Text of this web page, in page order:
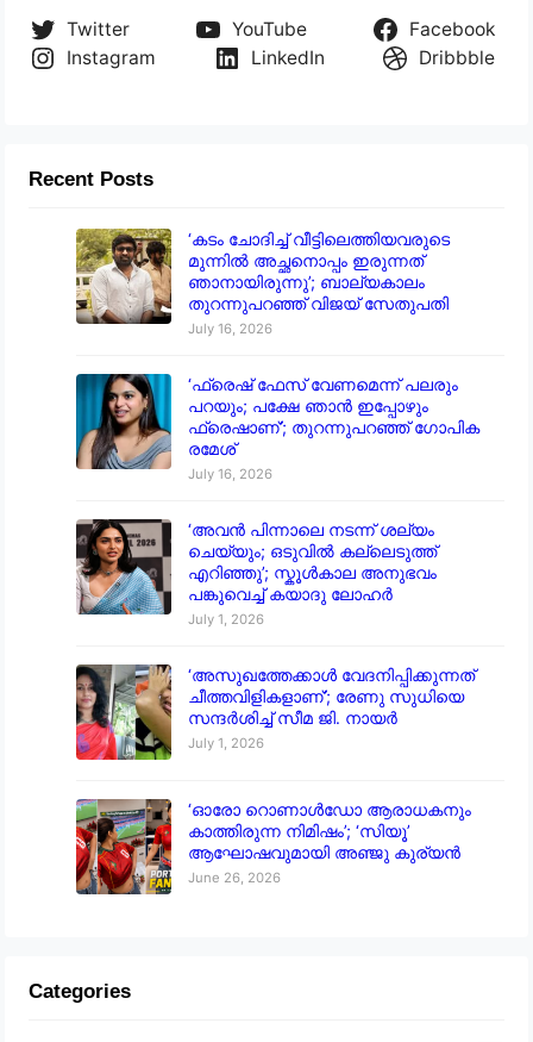
Twitter YouTube
Facebook
Instagram
LinkedIn Dribbble
Recent Posts
‘കടം ചോദിച്ച് വീട്ടിലെത്തിയവരുടെ
മുന്നിൽ അച്ഛനൊപ്പം ഇരുന്നത്
ഞാനായിരുന്നു’; ബാല്യകാലം
തുറന്നുപറഞ്ഞ് വിജയ് സേതുപതി
July 16, 2026
‘ഫ്രെഷ് ഫേസ് വേണമെന്ന് പലരും
പറയും; പക്ഷേ ഞാൻ ഇപ്പോഴും
ഫ്രെഷാണ്’; തുറന്നുപറഞ്ഞ് ഗോപിക
രമേശ്
July 16, 2026
‘അവൻ പിന്നാലെ നടന്ന് ശല്യം
ചെയ്യും; ഒടുവിൽ കല്ലെടുത്ത്
എറിഞ്ഞു’; സ്കൂൾകാല അനുഭവം
പങ്കുവെച്ച് കയാദു ലോഹർ
July 1, 2026
‘അസുഖത്തേക്കാൾ വേദനിപ്പിക്കുന്നത്
ചീത്തവിളികളാണ്’; രേണു സുധിയെ
സന്ദർശിച്ച് സീമ ജി. നായർ
July 1, 2026
‘ഓരോ റൊണാൾഡോ ആരാധകനും
കാത്തിരുന്ന നിമിഷം’; ‘സിയൂ’
ആഘോഷവുമായി അഞ്ജു കുര്യൻ
June 26, 2026
Categories